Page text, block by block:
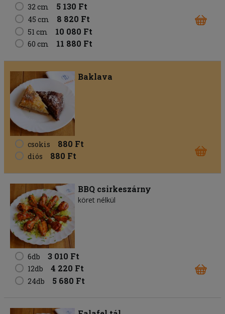
32 cm 5 130 Ft
45 cm 8 820 Ft
51 cm 10 080 Ft
60 cm 11 880 Ft
Baklava
csokis 880 Ft
diós 880 Ft
BBQ csirkeszárny
köret nélkül
6db 3 010 Ft
12db 4 220 Ft
24db 5 680 Ft